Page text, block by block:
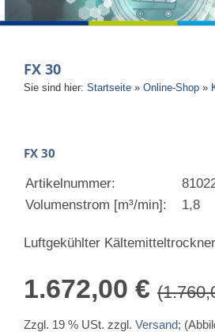
FX 30
Sie sind hier: Startseite » Online-Shop »
FX 30
Artikelnummer:
Volumenstrom [m³/min]:
1,8
Luftgekühlter Kältemitteltrockner
1.672,00 €
Zzgl. 19 % USt. zzgl. Versand;